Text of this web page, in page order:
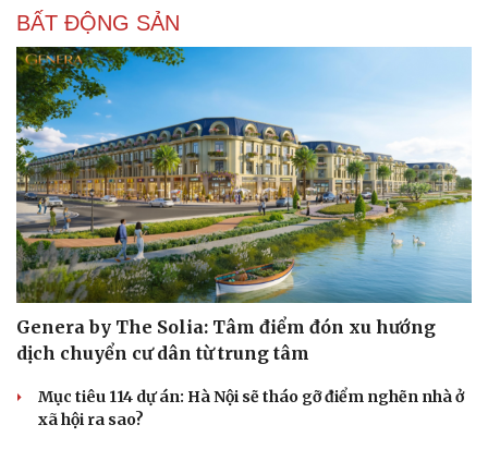
Cải chính
BẤT ĐỘNG SẢN
Genera by The Solia: Tâm điểm đón xu hướng
dịch chuyển cư dân từ trung tâm
Mục tiêu 114 dự án: Hà Nội sẽ tháo gỡ điểm nghẽn nhà ở
xã hội ra sao?